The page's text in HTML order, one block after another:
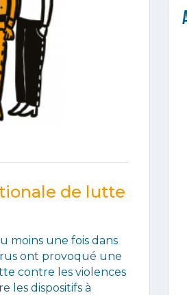
de lutte
moins une fois dans
ont provoqué une
contre les violences
les dispositifs à